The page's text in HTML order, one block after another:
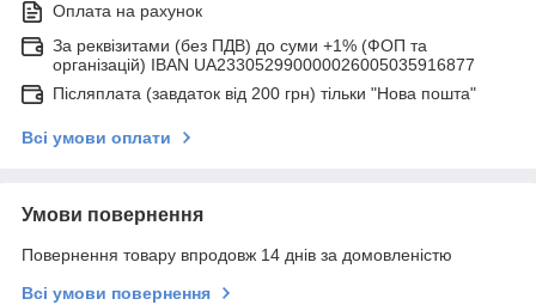
Оплата на рахунок
За реквізитами (без ПДВ) до суми +1% (ФОП та
організацій) IBAN UA233052990000026005035916877
Післяплата (завдаток від 200 грн) тільки "Нова пошта"
Всі умови оплати
Умови повернення
Повернення товару впродовж 14 днів за домовленістю
Всі умови повернення